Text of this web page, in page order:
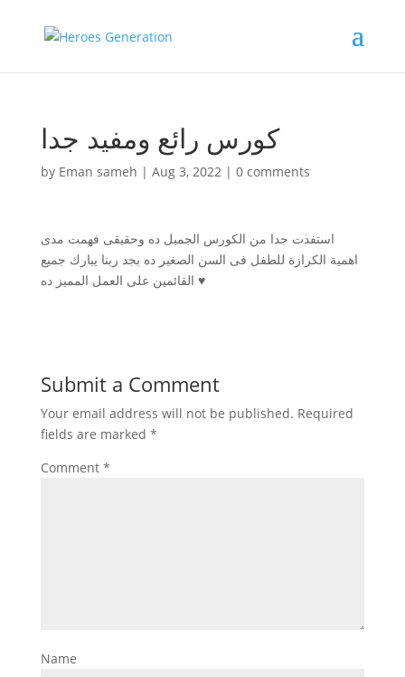
كورس رائع ومفيد جدا
by Eman sameh | Aug 3, 2022| 0 comments
استفدت جدا من الكورس الجميل ده وحقيقى فهمت مدى
اهمية الكرازة للطفل فى السن الصغير ده بجد ربنا يبارك جميع
القائمين على العمل المميز ده ♥️
Submit a Comment
Your email address will not be published. Required
fields are marked *
Comment *
Name